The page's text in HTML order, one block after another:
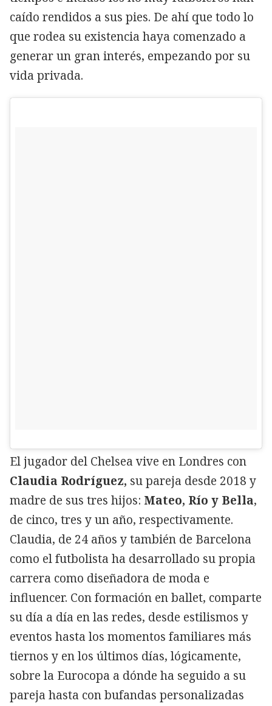
caído rendidos a sus pies. De ahí que todo lo
que rodea su existencia haya comenzado a
generar un gran interés, empezando por su
vida privada.
El jugador del Chelsea vive en Londres con
Claudia Rodríguez, su pareja desde 2018 y
madre de sus tres hijos: Mateo, Río y Bella,
de cinco, tres y un año, respectivamente.
Claudia, de 24 años y también de Barcelona
como el futbolista ha desarrollado su propia
carrera como diseñadora de moda e
influencer. Con formación en ballet, comparte
su día a día en las redes, desde estilismos y
eventos hasta los momentos familiares más
tiernos y en los últimos días, lógicamente,
sobre la Eurocopa a dónde ha seguido a su
pareja hasta con bufandas personalizadas